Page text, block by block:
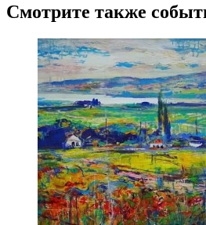
Смотрите также